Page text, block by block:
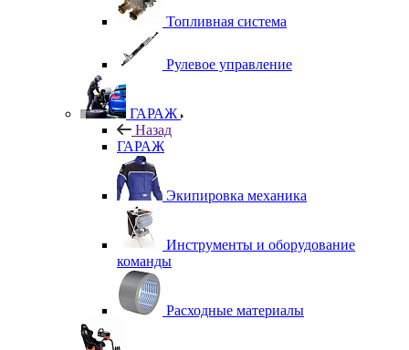
Топливная система
Рулевое управление
ГАРАЖ
Назад
ГАРАЖ
Экипировка механика
Инструменты и оборудование
команды
Расходные материалы